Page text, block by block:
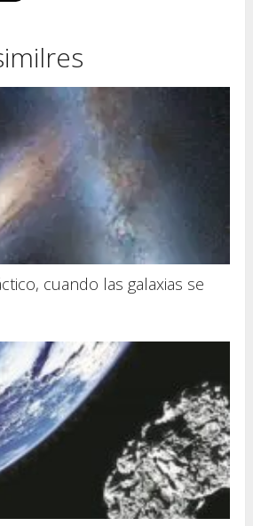
cuando las galaxias se